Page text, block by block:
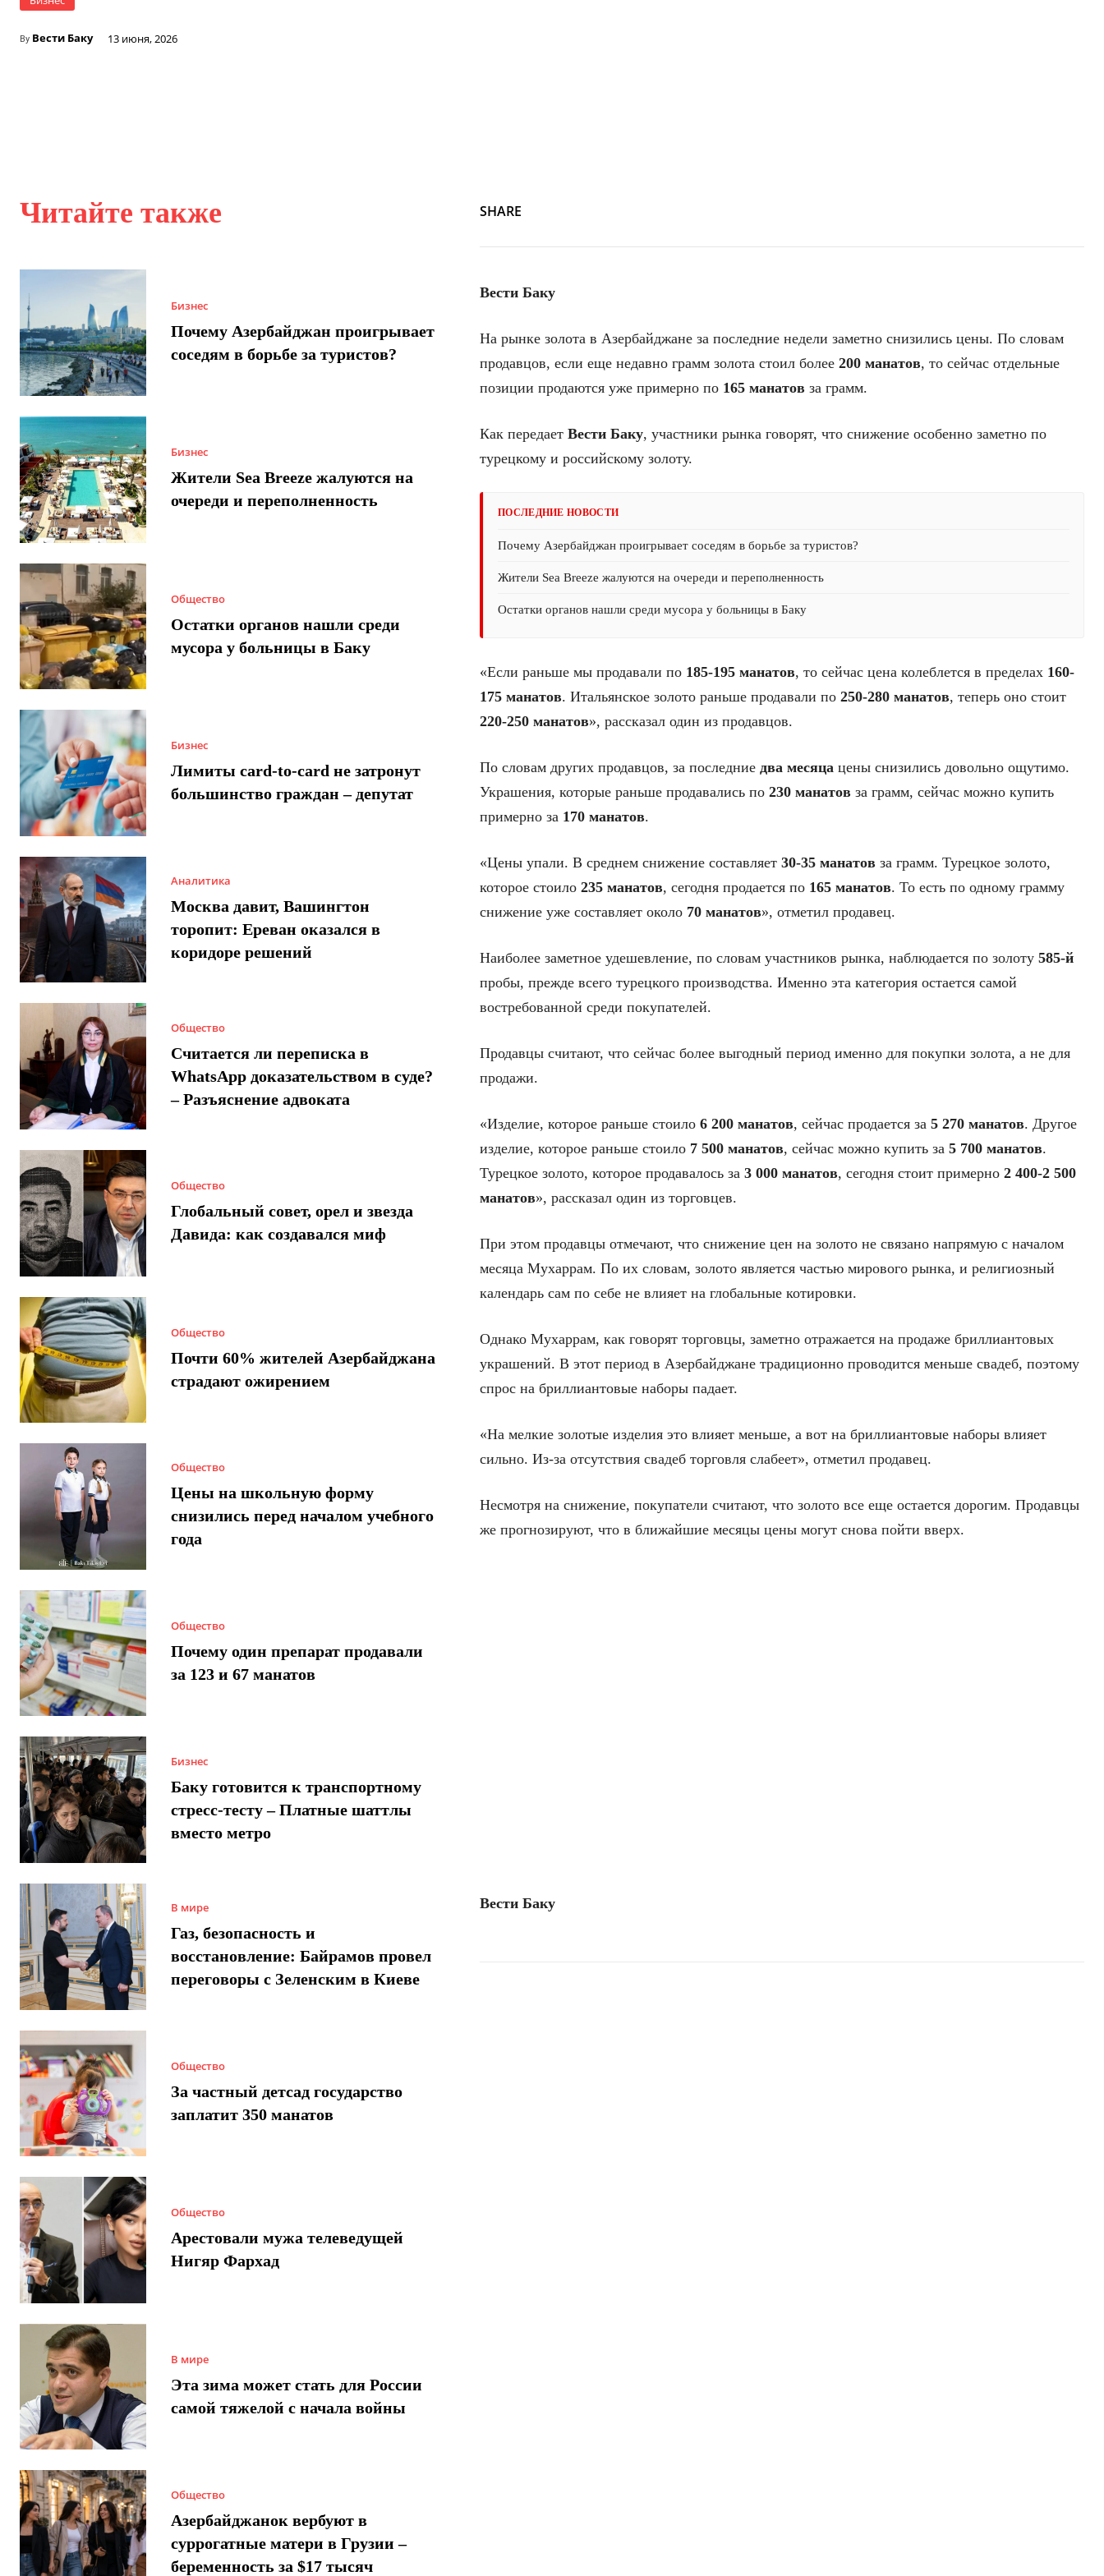
By Вести Баку 13 июня, 2026
Читайте также
Бизнес
Почему Азербайджан проигрывает
соседям в борьбе за туристов?
Бизнес
Жители Sea Breeze жалуются на
очереди и переполненность
Общество
Остатки органов нашли среди
мусора у больницы в Баку
Бизнес
Лимиты card-to-card не затронут
большинство граждан – депутат
Аналитика
Москва давит, Вашингтон
торопит: Ереван оказался в
коридоре решений
Общество
Считается ли переписка в
WhatsApp доказательством в суде?
– Разъяснение адвоката
Общество
Глобальный совет, орел и звезда
Давида: как создавался миф
Общество
Почти 60% жителей Азербайджана
страдают ожирением
Общество
Цены на школьную форму
снизились перед началом учебного
года
Общество
Почему один препарат продавали
за 123 и 67 манатов
Бизнес
Баку готовится к транспортному
стресс-тесту – Платные шаттлы
вместо метро
В мире
Газ, безопасность и
восстановление: Байрамов провел
переговоры с Зеленским в Киеве
Общество
За частный детсад государство
заплатит 350 манатов
Общество
Арестовали мужа телеведущей
Нигяр Фархад
В мире
Эта зима может стать для России
самой тяжелой с начала войны
Общество
Азербайджанок вербуют в
суррогатные матери в Грузии –
беременность за $17 тысяч
SHARE
Вести Баку
На рынке золота в Азербайджане за последние недели заметно снизились цены. По словам
продавцов, если еще недавно грамм золота стоил более 200 манатов, то сейчас отдельные
позиции продаются уже примерно по 165 манатов за грамм.
Как передает Вести Баку, участники рынка говорят, что снижение особенно заметно по
турецкому и российскому золоту.
ПОСЛЕДНИЕ НОВОСТИ
Почему Азербайджан проигрывает соседям в борьбе за туристов?
Жители Sea Breeze жалуются на очереди и переполненность
Остатки органов нашли среди мусора у больницы в Баку
«Если раньше мы продавали по 185-195 манатов, то сейчас цена колеблется в пределах 160-
175 манатов. Итальянское золото раньше продавали по 250-280 манатов, теперь оно стоит
220-250 манатов», рассказал один из продавцов.
По словам других продавцов, за последние два месяца цены снизились довольно ощутимо.
Украшения, которые раньше продавались по 230 манатов за грамм, сейчас можно купить
примерно за 170 манатов.
«Цены упали. В среднем снижение составляет 30-35 манатов за грамм. Турецкое золото,
которое стоило 235 манатов, сегодня продается по 165 манатов. То есть по одному грамму
снижение уже составляет около 70 манатов», отметил продавец.
Наиболее заметное удешевление, по словам участников рынка, наблюдается по золоту 585-й
пробы, прежде всего турецкого производства. Именно эта категория остается самой
востребованной среди покупателей.
Продавцы считают, что сейчас более выгодный период именно для покупки золота, а не для
продажи.
«Изделие, которое раньше стоило 6 200 манатов, сейчас продается за 5 270 манатов. Другое
изделие, которое раньше стоило 7 500 манатов, сейчас можно купить за 5 700 манатов.
Турецкое золото, которое продавалось за 3 000 манатов, сегодня стоит примерно 2 400-2 500
манатов», рассказал один из торговцев.
При этом продавцы отмечают, что снижение цен на золото не связано напрямую с началом
месяца Мухаррам. По их словам, золото является частью мирового рынка, и религиозный
календарь сам по себе не влияет на глобальные котировки.
Однако Мухаррам, как говорят торговцы, заметно отражается на продаже бриллиантовых
украшений. В этот период в Азербайджане традиционно проводится меньше свадеб, поэтому
спрос на бриллиантовые наборы падает.
«На мелкие золотые изделия это влияет меньше, а вот на бриллиантовые наборы влияет
сильно. Из-за отсутствия свадеб торговля слабеет», отметил продавец.
Несмотря на снижение, покупатели считают, что золото все еще остается дорогим. Продавцы
же прогнозируют, что в ближайшие месяцы цены могут снова пойти вверх.
Вести Баку